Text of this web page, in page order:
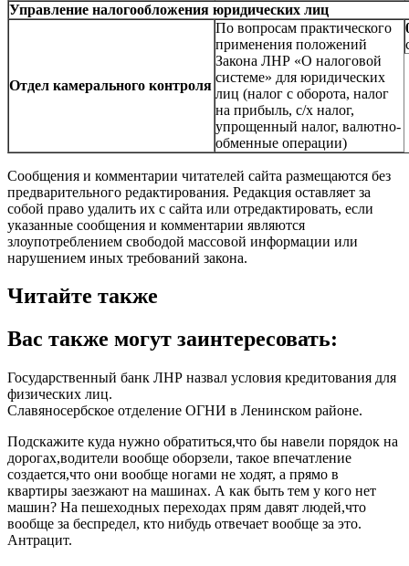
Управление налогообложения юридических лиц
Отдел камерального контроля
По вопросам практического
применения положений
Закона ЛНР «О налоговой
системе» для юридических
лиц (налог с оборота, налог
на прибыль, с/х налог,
упрощенный налог, валютно-
обменные операции)
Сообщения и комментарии читателей сайта размещаются без
предварительного редактирования. Редакция оставляет за
собой право удалить их с сайта или отредактировать, если
указанные сообщения и комментарии являются
злоупотреблением свободой массовой информации или
нарушением иных требований закона.
Читайте также
Вас также могут заинтересовать:
Государственный банк ЛНР назвал условия кредитования для
физических лиц.
Славяносербское отделение ОГНИ в Ленинском районе.
Подскажите куда нужно обратиться,что бы навели порядок на
дорогах,водители вообще оборзели, такое впечатление
создается,что они вообще ногами не ходят, а прямо в
квартиры заезжают на машинах. А как быть тем у кого нет
машин? На пешеходных переходах прям давят людей,что
вообще за беспредел, кто нибудь отвечает вообще за это.
Антрацит.